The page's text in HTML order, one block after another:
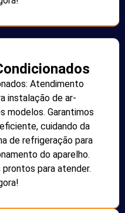
Atendimento
instalação de ar-
modelos. Garantimos
cuidando da
de refrigeração para
do aparelho.
para atender.